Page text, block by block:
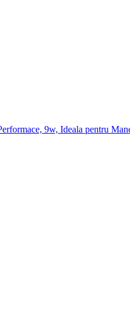
9w, Ideala pentru